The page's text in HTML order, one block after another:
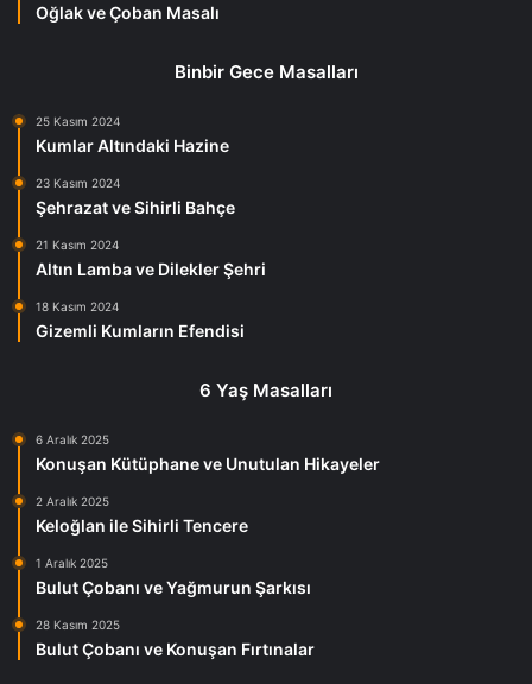
Oğlak ve Çoban Masalı
Binbir Gece Masalları
25 Kasım 2024
Kumlar Altındaki Hazine
23 Kasım 2024
Şehrazat ve Sihirli Bahçe
21 Kasım 2024
Altın Lamba ve Dilekler Şehri
18 Kasım 2024
Gizemli Kumların Efendisi
6 Yaş Masalları
6 Aralık 2025
Konuşan Kütüphane ve Unutulan Hikayeler
2 Aralık 2025
Keloğlan ile Sihirli Tencere
1 Aralık 2025
Bulut Çobanı ve Yağmurun Şarkısı
28 Kasım 2025
Bulut Çobanı ve Konuşan Fırtınalar